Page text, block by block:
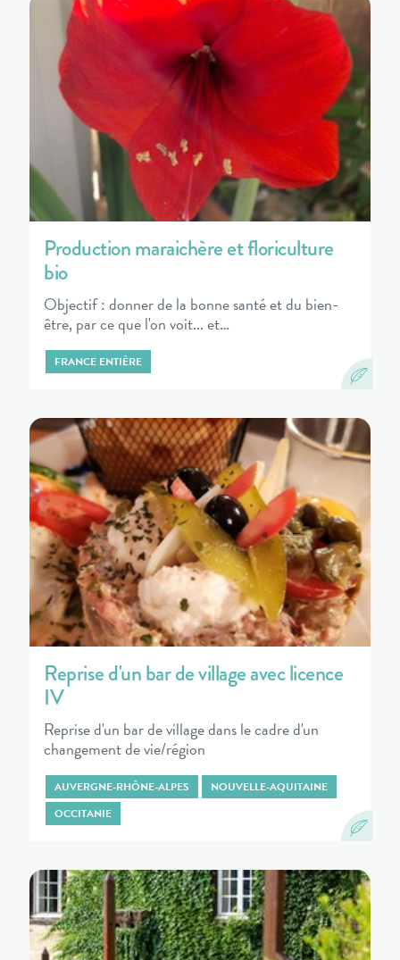
Production maraichère et floriculture
bio
Objectif : donner de la bonne santé et du bien-
être, par ce que l'on voit... et…
FRANCE ENTIÈRE
Reprise d'un bar de village avec licence
IV
Reprise d'un bar de village dans le cadre d'un
changement de vie/région
AUVERGNE-RHÔNE-ALPES
NOUVELLE-AQUITAINE
OCCITANIE